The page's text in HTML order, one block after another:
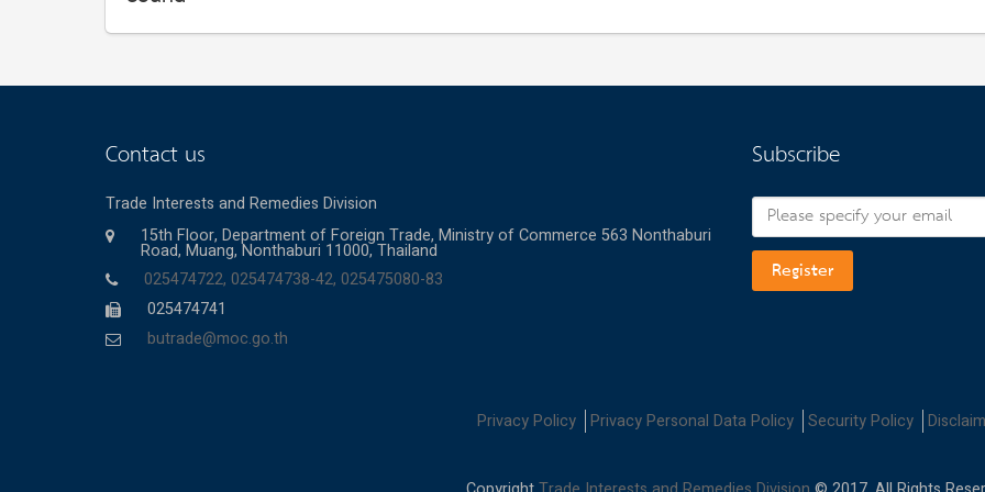
Contact us
Trade Interests and Remedies Division
15th Floor, Department of Foreign Trade, Ministry of Commerce 563 Nonthaburi
Road, Muang, Nonthaburi 11000, Thailand
025474722, 025474738-42, 025475080-83
025474741
butrade@moc.go.th
Subscribe
Register
Privacy Policy Privacy Personal Data Policy Security Policy